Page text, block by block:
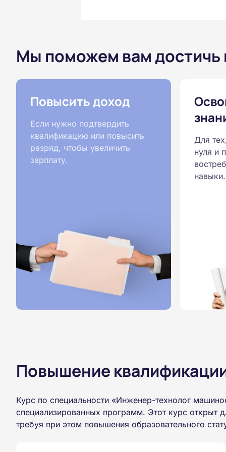
Мы поможем вам достичь
Повысить доход
Если нужно подтвердить
квалификацию или повысить
разряд, чтобы увеличить
зарплату.
Для
нуля и
навыки.
Повышение
Курс по специальности «Инженер-технолог
специализированных программ. Этот курс открыт
требуя при этом повышения образовательного